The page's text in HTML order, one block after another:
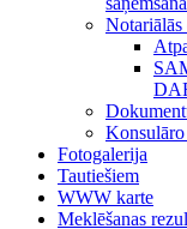
Notariālās
Fotogalerija
Tautiešiem
WWW karte
Meklēšanas